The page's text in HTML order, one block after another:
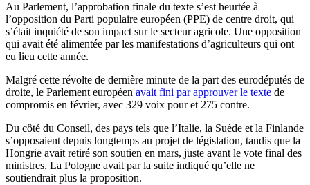
Au Parlement, l’approbation finale du texte s’est heurtée à
l’opposition du Parti populaire européen (PPE) de centre droit, qui
s’était inquiété de son impact sur le secteur agricole. Une opposition
qui avait été alimentée par les manifestations d’agriculteurs qui ont
eu lieu cette année.
Malgré cette révolte de dernière minute de la part des eurodéputés de
droite, le Parlement européen avait fini par approuver le texte de
compromis en février, avec 329 voix pour et 275 contre.
Du côté du Conseil, des pays tels que l’Italie, la Suède et la Finlande
s’opposaient depuis longtemps au projet de législation, tandis que la
Hongrie avait retiré son soutien en mars, juste avant le vote final des
ministres. La Pologne avait par la suite indiqué qu’elle ne
soutiendrait plus la proposition.